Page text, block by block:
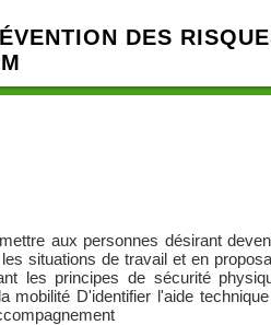
DES
aux personnes désirant
situations de travail et en
les principes de sécurité
mobilité D'identifier l'aide